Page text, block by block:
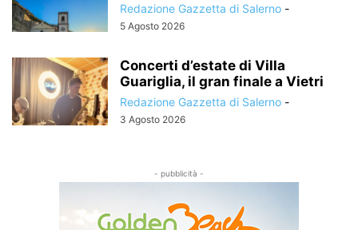
Redazione Gazzetta di Salerno -
5 Agosto 2026
Concerti d’estate di Villa
Guariglia, il gran finale a Vietri
Redazione Gazzetta di Salerno -
3 Agosto 2026
- pubblicità -